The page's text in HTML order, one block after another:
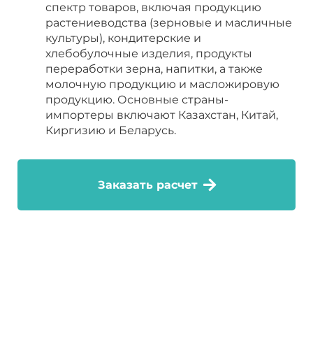
спектр товаров, включая продукцию
растениеводства (зерновые и масличные
культуры), кондитерские и
хлебобулочные изделия, продукты
переработки зерна, напитки, а также
молочную продукцию и масложировую
продукцию. Основные страны-
импортеры включают Казахстан, Китай,
Киргизию и Беларусь.
Заказать расчет